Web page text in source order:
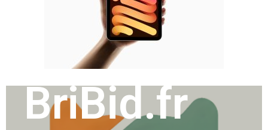
BriBid.fr